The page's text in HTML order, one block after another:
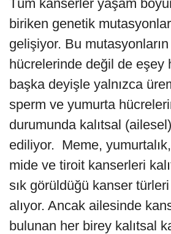
Tüm kanserler yaşam
biriken genetik
gelişiyor. Bu
hücrelerinde değil de eşey
başka deyişle yalnızca
sperm ve yumurta
durumunda kalıtsal
ediliyor. Meme,
mide ve tiroit kanserleri
sık görüldüğü kanser
alıyor. Ancak ailesinde
bulunan her birey kalıtsal